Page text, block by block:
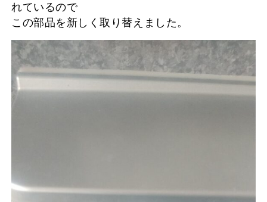
れているので
この部品を新しく取り替えました。